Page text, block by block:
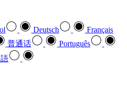
Deutsch
Français
普通话
Português